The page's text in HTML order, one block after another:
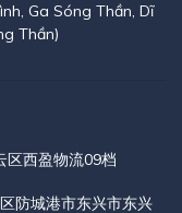
Ga Sóng Thần, Dĩ
Thần)
区西盈物流09档
防城港市东兴市东兴